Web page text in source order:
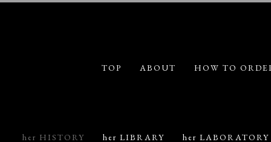
TOP ABOUT HOW TO
her HISTORY her LIBRARY her LABORATORY